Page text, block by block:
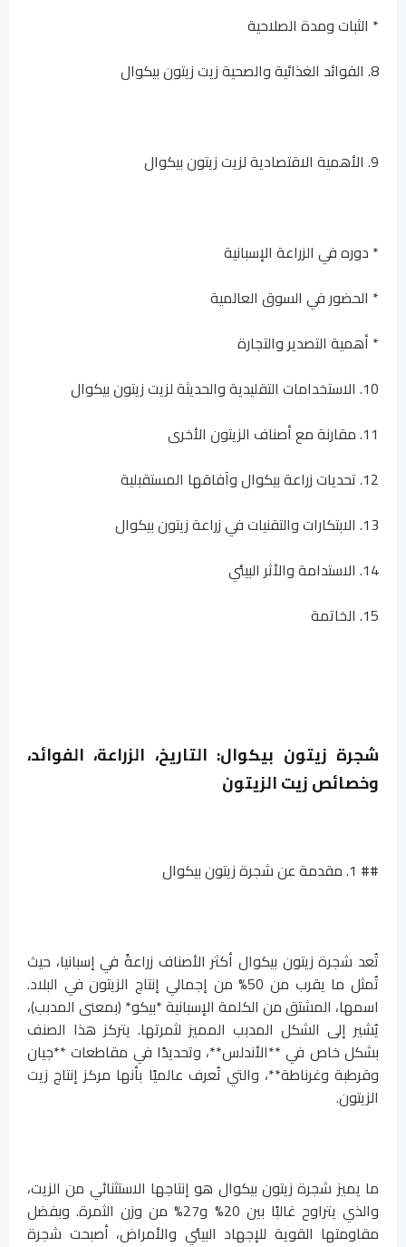
* الثبات ومدة الصلاحية
8. الفوائد الغذائية والصحية زيت زيتون بيكوال
9. الأهمية الاقتصادية لزيت زيتون بيكوال
* دوره في الزراعة الإسبانية
* الحضور في السوق العالمية
* أهمية التصدير والتجارة
10. الاستخدامات التقليدية والحديثة لزيت زيتون بيكوال
11. مقارنة مع أصناف الزيتون الأخرى
12. تحديات زراعة بيكوال وآفاقها المستقبلية
13. الابتكارات والتقنيات في زراعة زيتون بيكوال
14. الاستدامة والأثر البيئي
15. ​​الخاتمة
شجرة زيتون بيكوال: التاريخ، الزراعة، الفوائد،
وخصائص زيت الزيتون
## 1. مقدمة عن شجرة زيتون بيكوال
تُعد شجرة زيتون بيكوال أكثر الأصناف زراعةً في إسبانيا، حيث
تُمثل ما يقرب من 50% من إجمالي إنتاج الزيتون في البلاد.
اسمها، المشتق من الكلمة الإسبانية *بيكو* (بمعنى المدبب)،
يُشير إلى الشكل المدبب المميز لثمرتها. يتركز هذا الصنف
بشكل خاص في **الأندلس**، وتحديدًا في مقاطعات **جيان
وقرطبة وغرناطة**، والتي تُعرف عالميًا بأنها مركز إنتاج زيت
الزيتون.
ما يميز شجرة زيتون بيكوال هو إنتاجها الاستثنائي من الزيت،
والذي يتراوح غالبًا بين 20% و27% من وزن الثمرة. وبفضل
مقاومتها القوية للإجهاد البيئي والأمراض، أصبحت شجرة